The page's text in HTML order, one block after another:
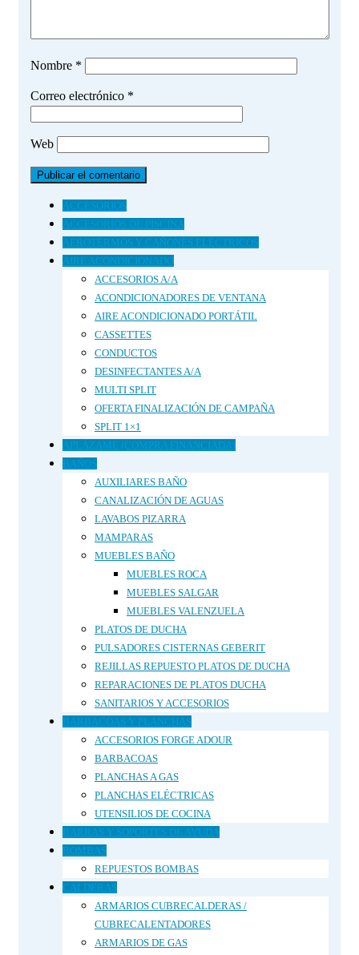
Nombre *
Correo electrónico *
Web
ACCESORIOS
ACCESORIOS DE PISCINA
AEROTERMOS Y CAÑONES ELÉCTRICOS
AIRE ACONDICIONADO
ACCESORIOS A/A
ACONDICIONADORES DE VENTANA
AIRE ACONDICIONADO PORTÁTIL
CASSETTES
CONDUCTOS
DESINFECTANTES A/A
MULTI SPLIT
OFERTA FINALIZACIÓN DE CAMPAÑA
SPLIT 1×1
APLÁZAME (COMPRA FINANCIADA)
BAÑOS
AUXILIARES BAÑO
CANALIZACIÓN DE AGUAS
LAVABOS PIZARRA
MAMPARAS
MUEBLES BAÑO
MUEBLES ROCA
MUEBLES SALGAR
MUEBLES VALENZUELA
PLATOS DE DUCHA
PULSADORES CISTERNAS GEBERIT
REJILLAS REPUESTO PLATOS DE DUCHA
REPARACIONES DE PLATOS DUCHA
SANITARIOS Y ACCESORIOS
BARBACOAS Y PLANCHAS
ACCESORIOS FORGE ADOUR
BARBACOAS
PLANCHAS A GAS
PLANCHAS ELÉCTRICAS
UTENSILIOS DE COCINA
BARRAS Y SOPORTES DE AYUDA
BOMBAS
REPUESTOS BOMBAS
CALDERAS
ARMARIOS CUBRECALDERAS /
CUBRECALENTADORES
ARMARIOS DE GAS